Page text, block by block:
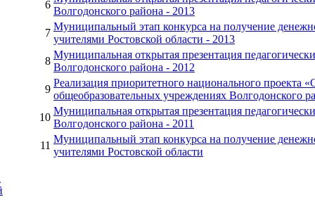
6
Волгодонского района - 2013
7
Муниципальный этап конкурса на получение
учителями Ростовской области - 2013
8
Муниципальная открытая презентация
Волгодонского района - 2012
9
Реализация приоритетного национального проекта
общеобразовательных учреждениях Волгодонского
10
Муниципальная открытая презентация
Волгодонского района - 2011
11
Муниципальный этап конкурса на получение
учителями Ростовской области